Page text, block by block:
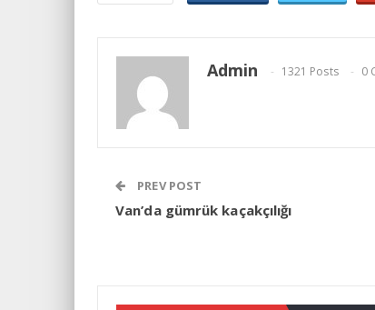
Admin 1321 Posts 0
PREV POST
Van’da gümrük kaçakçılığı